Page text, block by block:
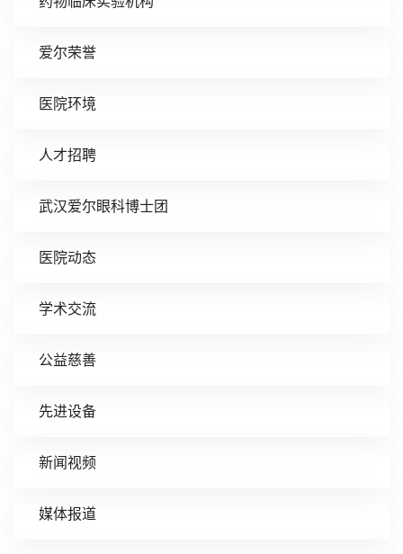
爱尔荣誉
医院环境
人才招聘
武汉爱尔眼科博士团
医院动态
学术交流
公益慈善
先进设备
新闻视频
媒体报道